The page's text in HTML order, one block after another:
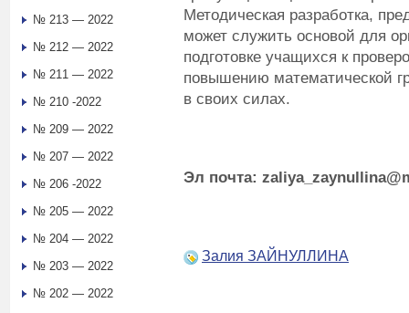
Методическая разработка,
может служить основой для
подготовке учащихся к
повышению математической
в своих силах.
Эл почта: zaliya_ zaynullina@
Залия ЗАЙНУЛЛИНА
№ 213 — 2022
№ 212 — 2022
№ 211 — 2022
№ 210 -2022
№ 209 — 2022
№ 207 — 2022
№ 206 -2022
№ 205 — 2022
№ 204 — 2022
№ 203 — 2022
№ 202 — 2022